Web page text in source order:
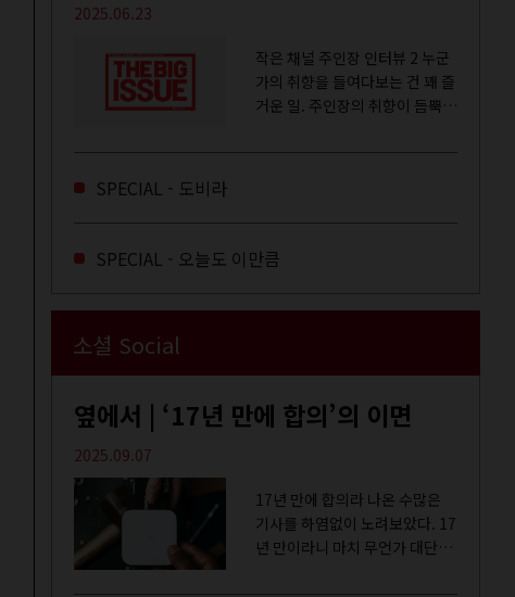
2025.06.23
작은 채널 주인장 인터뷰 2 누군
가의 취향을 들여다보는 건 꽤 즐
거운 일. 주인장의 취향이 듬뿍
SPECIAL - 도비라
SPECIAL - 오늘도 이만큼
소셜 Social
옆에서 | ‘17년 만에 합의’의 이면
2025.09.07
17년 만에 합의라 나온 수많은
기사를 하염없이 노려보았다. 17
년 만이라니 마치 무언가 대단한